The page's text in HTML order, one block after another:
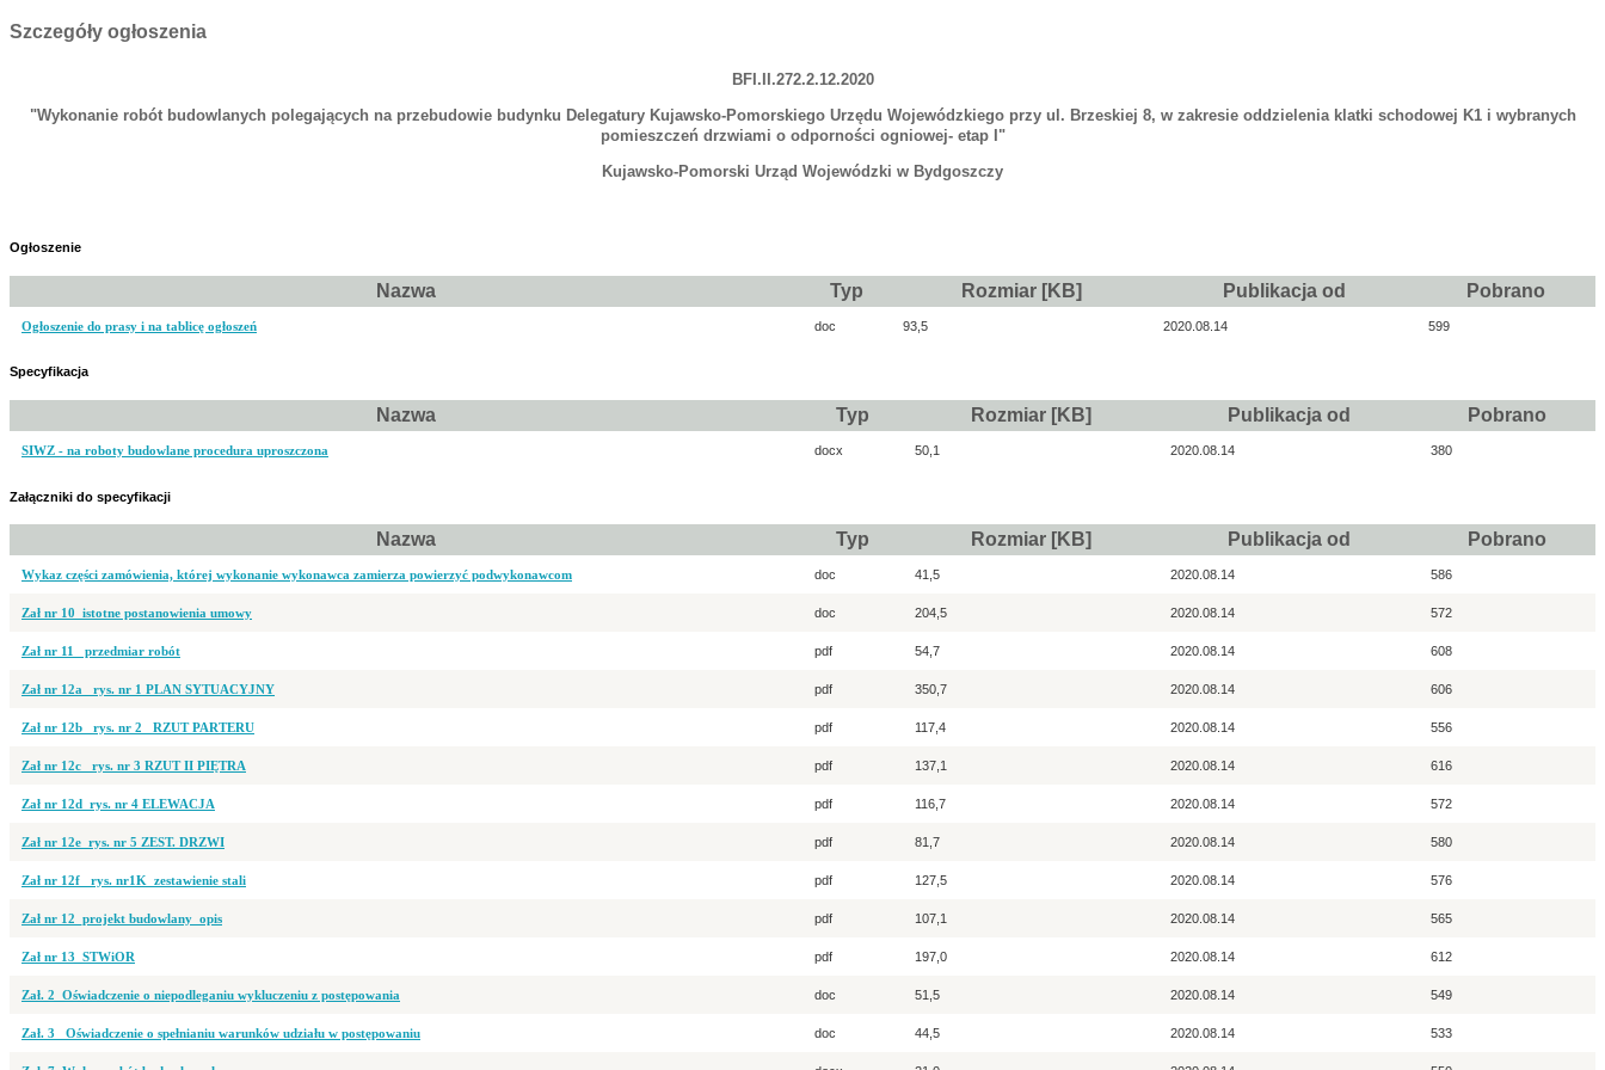
Szczegóły ogłoszenia
BFI.II.272.2.12.2020
"Wykonanie robót budowlanych polegających na przebudowie budynku Delegatury Kujawsko-Pomorskiego Urzędu Wojewódzkiego przy ul. Brzeskiej 8, w zakresie oddzielenia klatki schodowej K1 i wybranych
pomieszczeń drzwiami o odporności ogniowej- etap I"
Kujawsko-Pomorski Urząd Wojewódzki w Bydgoszczy
Ogłoszenie
Nazwa Typ Rozmiar [KB] Publikacja od Pobrano
Ogłoszenie do prasy i na tablicę ogłoszeń doc 93,5 2020.08.14 599
Specyfikacja
Nazwa Typ Rozmiar [KB] Publikacja od Pobrano
SIWZ - na roboty budowlane procedura uproszczona docx 50,1 2020.08.14 380
Załączniki do specyfikacji
Nazwa Typ Rozmiar [KB] Publikacja od Pobrano
Wykaz części zamówienia, której wykonanie wykonawca zamierza powierzyć podwykonawcom doc 41,5 2020.08.14 586
Zał nr 10_istotne postanowienia umowy doc 204,5 2020.08.14 572
Zał nr 11_ przedmiar robót pdf 54,7 2020.08.14 608
Zał nr 12a_ rys. nr 1 PLAN SYTUACYJNY pdf 350,7 2020.08.14 606
Zał nr 12b_ rys. nr 2_ RZUT PARTERU pdf 117,4 2020.08.14 556
Zał nr 12c_ rys. nr 3 RZUT II PIĘTRA pdf 137,1 2020.08.14 616
Zał nr 12d_rys. nr 4 ELEWACJA pdf 116,7 2020.08.14 572
Zał nr 12e_rys. nr 5 ZEST. DRZWI pdf 81,7 2020.08.14 580
Zał nr 12f_ rys. nr1K_zestawienie stali pdf 127,5 2020.08.14 576
Zał nr 12_projekt budowlany_opis pdf 107,1 2020.08.14 565
Zał nr 13_STWiOR pdf 197,0 2020.08.14 612
Zał. 2_Oświadczenie o niepodleganiu wykluczeniu z postępowania doc 51,5 2020.08.14 549
Zał. 3_ Oświadczenie o spełnianiu warunków udziału w postępowaniu doc 44,5 2020.08.14 533